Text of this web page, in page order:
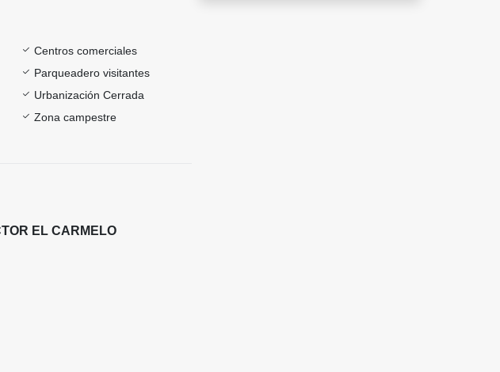
Centros comerciales
Parqueadero visitantes
Urbanización Cerrada
Zona campestre
EL CARMELO